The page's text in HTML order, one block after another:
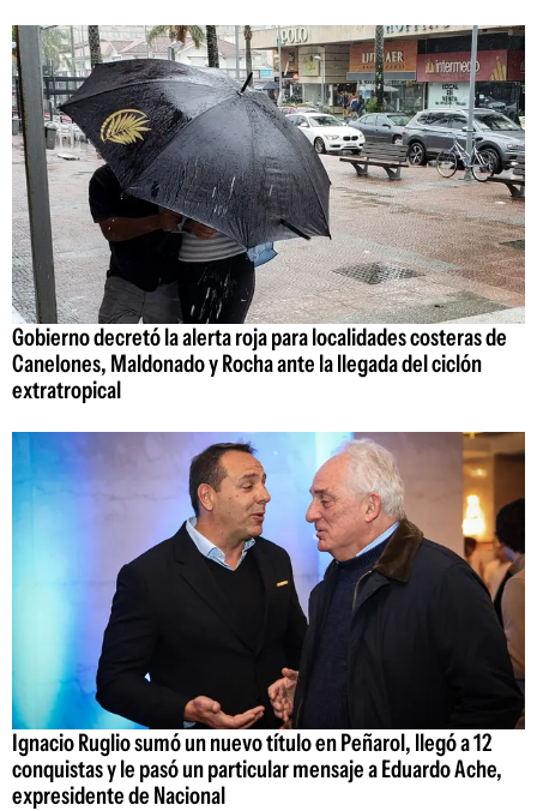
Gobierno decretó la alerta roja para localidades costeras de
Canelones, Maldonado y Rocha ante la llegada del ciclón
extratropical
Ignacio Ruglio sumó un nuevo título en Peñarol, llegó a 12
conquistas y le pasó un particular mensaje a Eduardo Ache,
expresidente de Nacional